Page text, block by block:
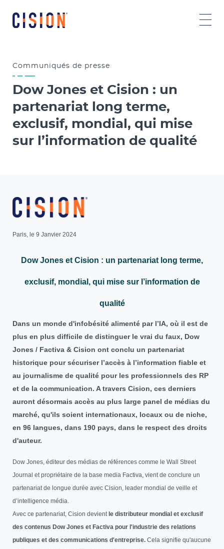
Communiqués de presse
Dow Jones et Cision : un
partenariat long terme,
exclusif, mondial, qui mise
sur l’information de qualité
Paris, le 9 Janvier 2024
Dow Jones et Cision : un partenariat long terme,
exclusif, mondial, qui mise sur l’information de
qualité
Dans un monde d'infobésité alimenté par l’IA, où il est de
plus en plus difficile de distinguer le vrai du faux, Dow
Jones / Factiva & Cision ont conclu un partenariat
historique pour sécuriser l’accès à l’information fiable et
au journalisme de qualité pour les professionnels des RP
et de la communication. A travers Cision, ces derniers
auront désormais accès au plus large panel de médias du
marché, qu'ils soient internationaux, locaux ou de niche,
en 96 langues, dans 190 pays, dans le respect des droits
d'auteur.
Dow Jones, éditeur des médias de références comme le Wall Street
Journal et propriétaire de la base media Factiva, vient de conclure un
partenariat de longue durée avec Cision, leader mondial de veille et
d’intelligence média.
Avec ce partenariat, Cision devient le distributeur mondial et exclusif
des contenus Dow Jones et Factiva pour l'industrie des relations
publiques et des communications d'entreprise. Cela signifie qu'aucune